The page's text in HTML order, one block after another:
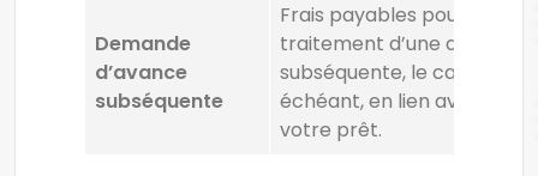
Demande
d’avance
subséquente
Frais payables pour le
traitement d’une avance
subséquente, le cas
échéant, en lien avec
votre prêt.